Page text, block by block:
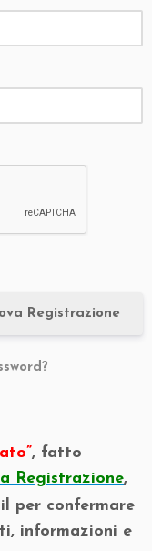
Registrazione
, fatto
Registrazione,
per confermare
informazioni e